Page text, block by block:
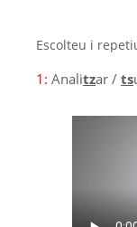
Escolteu i
1: Analitzar / ts